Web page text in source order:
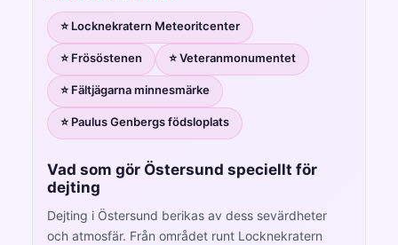
⭐ Locknekratern Meteoritcenter
⭐ Frösöstenen ⭐ Veteranmonumentet
⭐ Fältjägarna minnesmärke
⭐ Paulus Genbergs födsloplats
Vad som gör Östersund speciellt för
dejting
Dejting i Östersund berikas av dess sevärdheter
och atmosfär. Från området runt Locknekratern